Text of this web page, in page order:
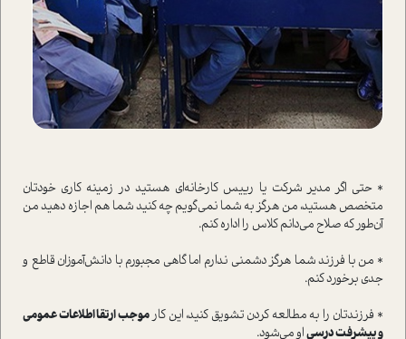
* حتی اگر مدیر شرکت یا رییس کارخانه‌ای هستید در زمینه کاری خودتان
متخصص هستید، من هرگز به شما نمی‌گویم چه کنید شما هم اجازه دهید من
آن‌طور که صلاح می‌دانم کلاس را اداره کنم.
* من با فرزند شما هرگز دشمنی ندارم اما گاهی مجبورم با دانش‌آموزان قاطع و
جدی برخورد کنم.
* فرزندتان را به مطالعه کردن تشویق کنید، این کارموجب ارتقا اطلاعات عمومی
و پیشرفت درسیاو می‌شود.